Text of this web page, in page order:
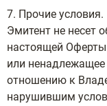
7. Прочие условия.
Эмитент не несет
настоящей Оферты
или ненадлежащее
отношению к
нарушившим